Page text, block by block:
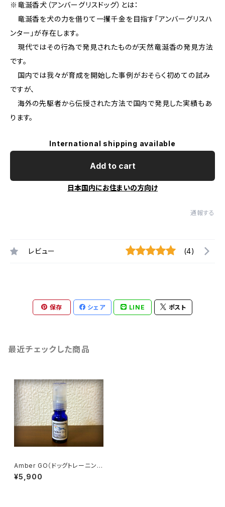
※竜涎香犬（アンバーグリスドッグ）とは：
竜涎香を犬の力を借りて一攫千金を目指す「アンバーグリスハ
ンター」が存在します。
現代ではその行為で発見されたものが天然竜涎香の発見方法
です。
国内では我々が育成を開始した事例がおそらく初めての試み
ですが、
海外の先駆者から伝授された方法で国内で発見した実績もあ
ります。
International shipping available
Add to cart
日本国内にお住まいの方向け
通報する
レビュー (4)
保存 シェア LINE ポスト
最近チェックした商品
Amber GO（ドッグトレーニング
専用 フレグランス）
¥5,900